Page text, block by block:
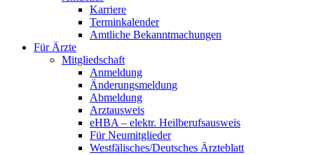
Karriere
Terminkalender
Amtliche Bekanntmachungen
Für Ärzte
Mitgliedschaft
Anmeldung
Änderungsmeldung
Abmeldung
Arztausweis
eHBA – elektr. Heilberufsausweis
Für Neumitglieder
Westfälisches/Deutsches Ärzteblatt